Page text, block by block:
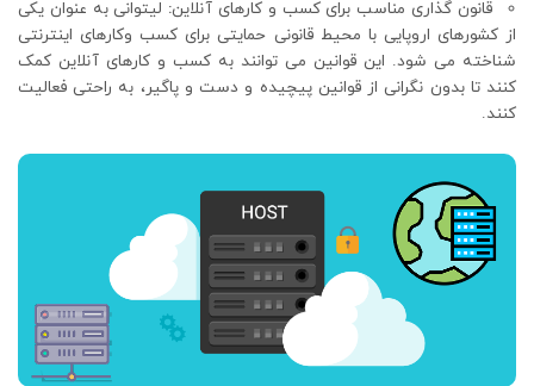
قانون گذاری مناسب برای کسب و کارهای آنلاین: لیتوانی به عنوان یکی
از کشورهای اروپایی با محیط قانونی حمایتی برای کسب وکارهای اینترنتی
شناخته می شود. این قوانین می توانند به کسب و کارهای آنلاین کمک
کنند تا بدون نگرانی از قوانین پیچیده و دست و پاگیر، به راحتی فعالیت
کنند.